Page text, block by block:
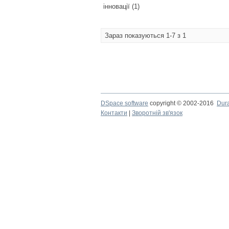
інновації (1)
Зараз показуються 1-7 з 1
DSpace software copyright © 2002-2016
Контакти
Зворотній зв'язок